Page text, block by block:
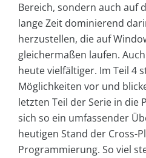
Bereich, sondern auch auf
lange Zeit dominierend
herzustellen, die auf
gleichermaßen laufen.
heute vielfältiger. Im Teil 4
Möglichkeiten vor und
letzten Teil der Serie in die
sich so ein umfassender
heutigen Stand der Cross-
Programmierung. So viel